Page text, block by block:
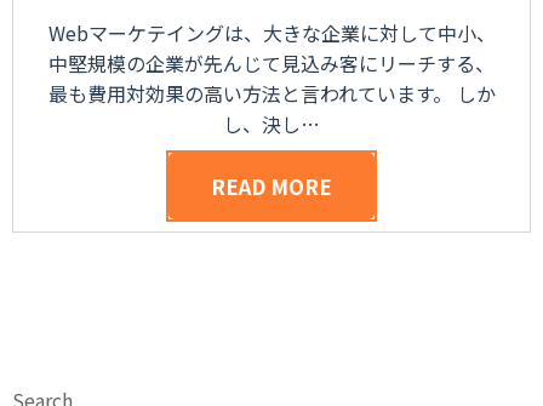
Webマーケテイングは、大きな企業に対して中小、
中堅規模の企業が先んじて見込み客にリーチする、
最も費用対効果の高い方法と言われています。 しか
し、決し…
READ MORE
Search